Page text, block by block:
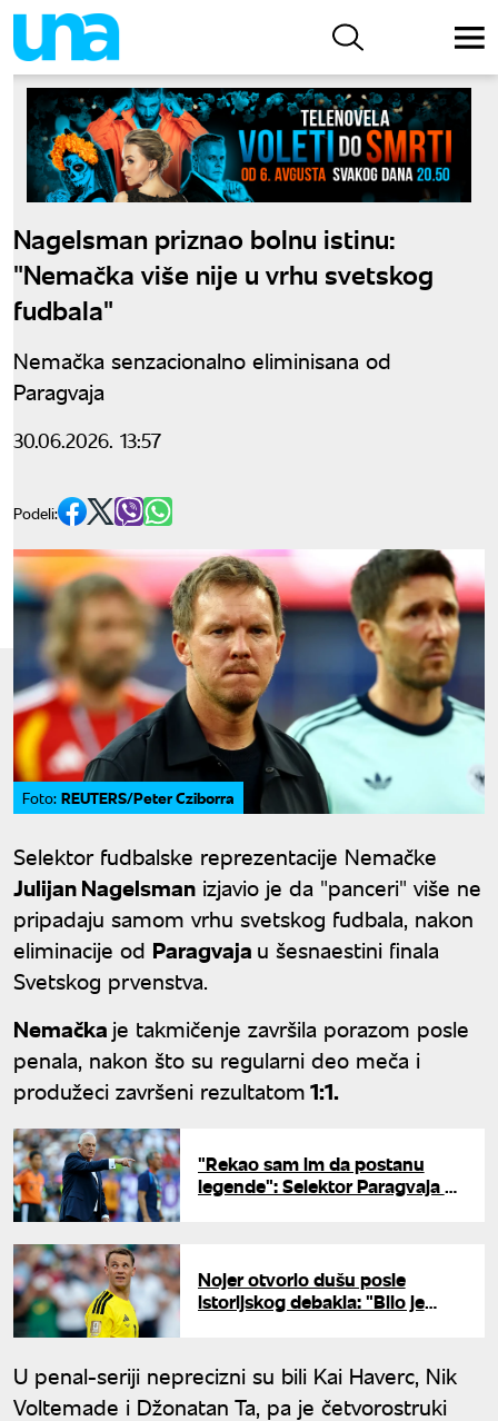
Nagelsman priznao bolnu istinu:
"Nemačka više nije u vrhu svetskog
fudbala"
Nemačka senzacionalno eliminisana od
Paragvaja
30.06.2026. 13:57
Podeli:
Foto: REUTERS/Peter Cziborra
Selektor fudbalske reprezentacije Nemačke
Julijan Nagelsman izjavio je da "panceri" više ne
pripadaju samom vrhu svetskog fudbala, nakon
eliminacije od Paragvaja u šesnaestini finala
Svetskog prvenstva.
Nemačka je takmičenje završila porazom posle
penala, nakon što su regularni deo meča i
produžeci završeni rezultatom1:1.
"Rekao sam im da postanu
legende": Selektor Paragvaja o
Nojer otvorio dušu posle
istorijskog debakla: "Bilo je
U penal-seriji neprecizni su bili Kai Haverc, Nik
Voltemade i Džonatan Ta, pa je četvorostruki